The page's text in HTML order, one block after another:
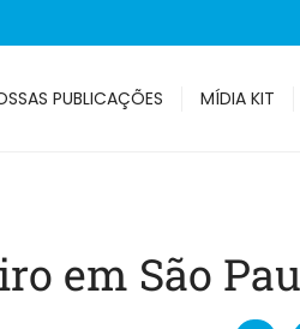
PUBLICAÇÕES MÍDIA KIT
em São